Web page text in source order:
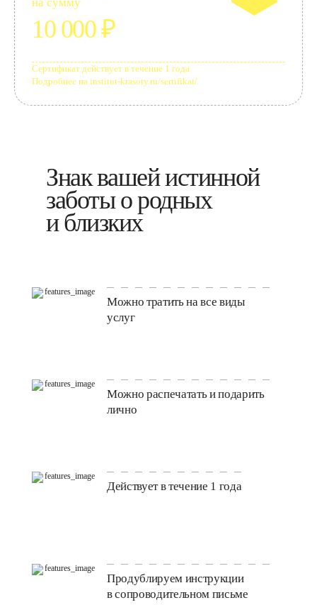
10 000₽
Сертификат действует в течение 1 года
Подробнее на institut-krasoty.ru/sertifikat/
Знак вашей истинной
заботы о родных
и близких
Можно тратить на все виды
услуг
Можно распечатать и подарить
лично
Действует в течение 1 года
Продублируем инструкции
в сопроводительном письме